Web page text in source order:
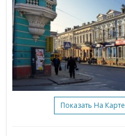
Показать На Карте